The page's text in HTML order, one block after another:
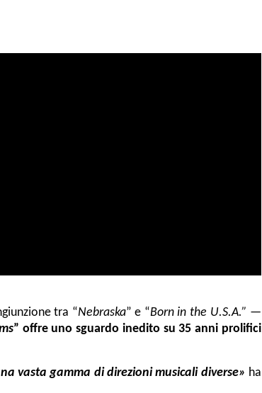
tra “Nebraska” e “Born in the U.S.A.” —
” offre uno sguardo inedito su 35 anni prolifici
vasta gamma di direzioni musicali diverse» ha